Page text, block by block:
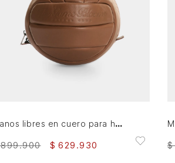
Manos libres en cuero para hombre Balón
899.900 $ 629 .930 $